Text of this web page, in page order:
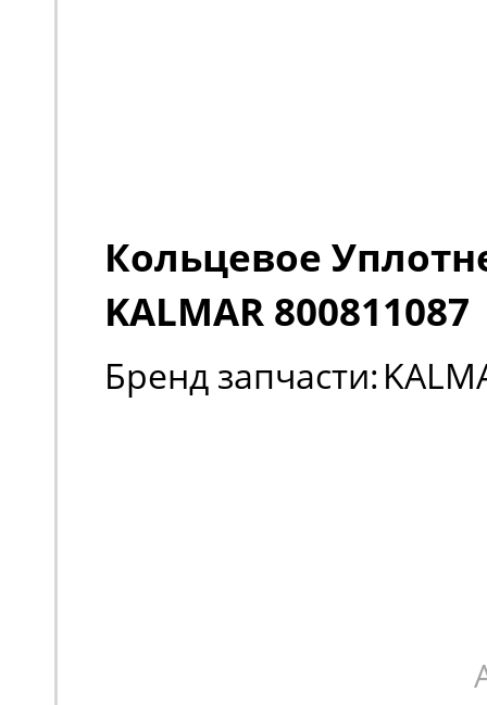
Кольцевое
KALMAR 800811087
Бренд запчасти: